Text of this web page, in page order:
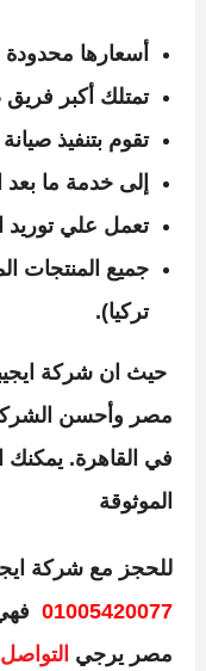
أسعارها محدودة
تمتلك أكبر
تقوم بتنفيذ
إلى خدمة ما بعد
تعمل علي توريد
جميع المنتجات
تركيا).
حيث ان شركة
مصر وأحسن
في القاهرة.
الموثوقة
للحجز مع شركة
01005420077
مصر يرجي